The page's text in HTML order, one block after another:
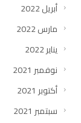
أبريل 2022
مارس 2022
يناير 2022
نوفمبر 2021
أكتوبر 2021
سبتمبر 2021